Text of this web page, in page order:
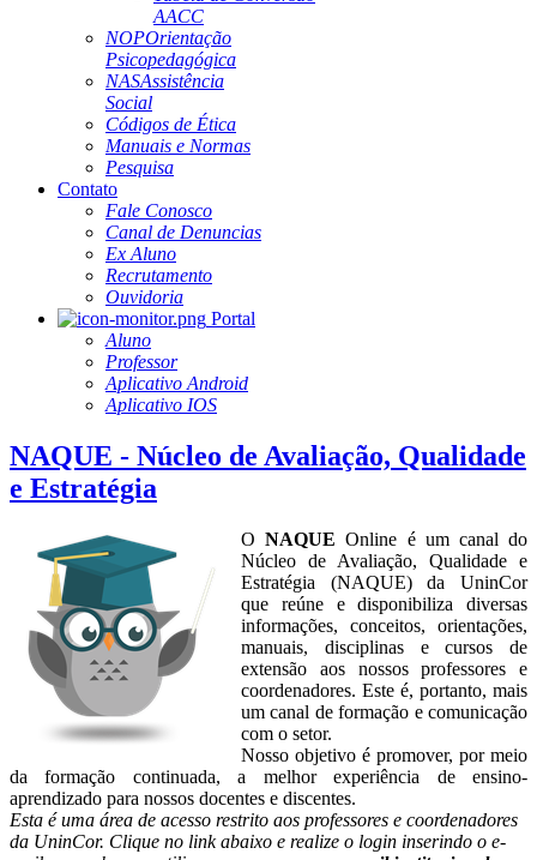
AACC
NOPOrientação
Psicopedagógica
NASAssistência
Social
Códigos de Ética
Manuais e Normas
Pesquisa
Contato
Fale Conosco
Canal de Denuncias
Ex Aluno
Recrutamento
Ouvidoria
Portal
Aluno
Professor
Aplicativo Android
Aplicativo IOS
NAQUE - Núcleo de Avaliação, Qualidade
e Estratégia
ONAQUE Online é um canal do
Núcleo de Avaliação, Qualidade e
Estratégia (NAQUE) da UninCor
que reúne e disponibiliza diversas
informações, conceitos, orientações,
manuais, disciplinas e cursos de
extensão aos nossos professores e
coordenadores. Este é, portanto, mais
um canal de formação e comunicação
com o setor.
Nosso objetivo é promover, por meio
da formação continuada, a melhor experiência de ensino-
aprendizado para nossos docentes e discentes.
Esta é uma área de acesso restrito aos professores e coordenadores
da UninCor. Clique no link abaixo e realize o login inserindo o e-